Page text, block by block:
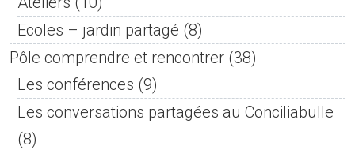
Ecoles – jardin partagé (8)
Pôle comprendre et rencontrer (38)
Les conférences (9)
Les conversations partagées au Conciliabulle
(8)